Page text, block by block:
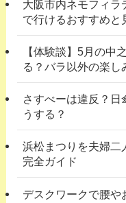
大阪市内ネモフィラ
で行けるおすすめと
【体験談】5月の中
る？バラ以外の楽し
さすべーは違反？
うする？
浜松まつりを夫婦二
完全ガイド
デスクワークで腰や